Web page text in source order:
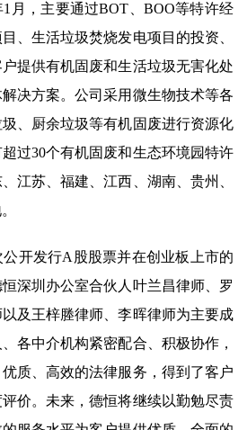
1月，主要通过BOT、BOO等特许经
、生活垃圾焚烧发电项目的投资、
提供有机固废和生活垃圾无害化处
决方案。公司采用微生物技术等各
、厨余垃圾等有机固废进行资源化
过30个有机固废和生态环境园特许
江苏、福建、江西、湖南、贵州、
开发行A股股票并在创业板上市的
深圳办公室合伙人叶兰昌律师、罗
及王梓塍律师、李晖律师为主要成
各中介机构紧密配合、积极协作，
质、高效的法律服务，得到了客户
价。未来，德恒将继续以勤勉尽责